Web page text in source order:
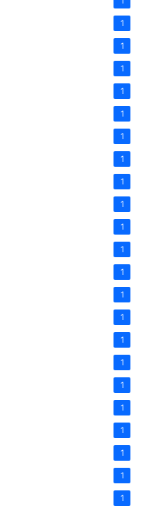
1
1
1
1
1
1
1
1
1
1
1
1
1
1
1
1
1
1
1
1
1
1